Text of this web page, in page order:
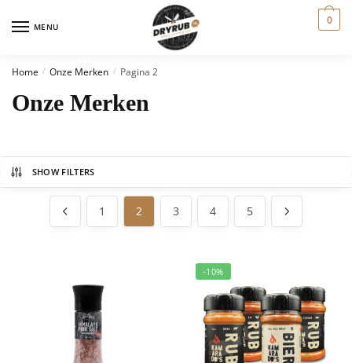
MENU 0
Home / Onze Merken / Pagina 2
Onze Merken
SHOW FILTERS
1 2 3 4 5
-10%